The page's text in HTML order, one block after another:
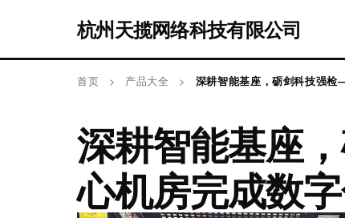
杭州天揽网络科技有限公司
首页 > 产品大全 > 深耕智能基座，砺剑科技强
深耕智能基座
心机房完成数